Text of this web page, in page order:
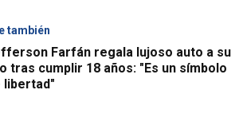
también
Farfán regala lujoso auto a su
tras cumplir 18 años: "Es un símbolo
libertad"